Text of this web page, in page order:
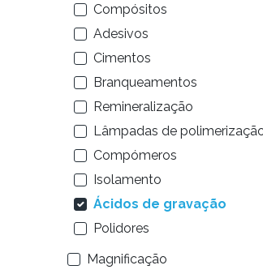
Compósitos
Adesivos
Cimentos
Branqueamentos
Remineralização
Lâmpadas de
Compómeros
Isolamento
Ácidos de gravação
Polidores
Magnificação